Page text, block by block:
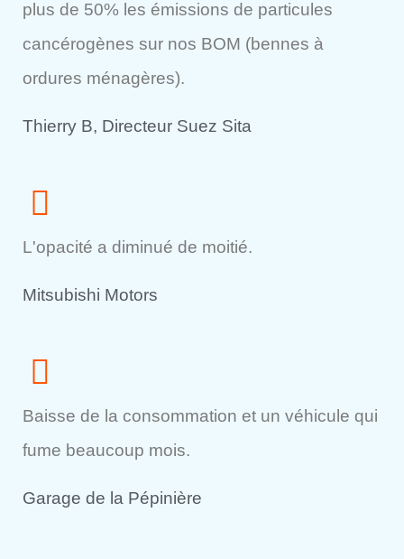
plus de 50% les émissions de particules
cancérogènes sur nos BOM (bennes à
ordures ménagères).
Thierry B, Directeur Suez Sita
L'opacité a diminué de moitié.
Mitsubishi Motors
Baisse de la consommation et un véhicule qui
fume beaucoup mois.
Garage de la Pépinière